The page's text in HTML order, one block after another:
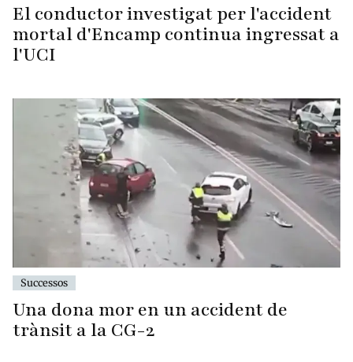
El conductor investigat per l'accident
mortal d'Encamp continua ingressat a
l'UCI
Successos
Una dona mor en un accident de
trànsit a la CG-2